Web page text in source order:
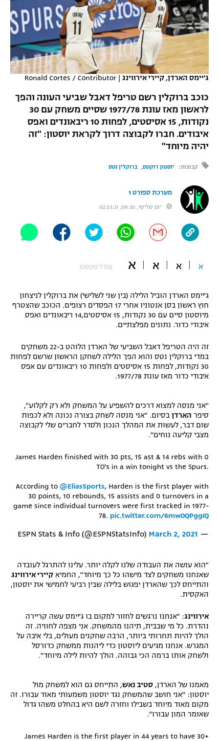
VOD
רץ ברשת
תוצאות
לוח שידורים
ברחבה
"מעל הליגה" – פודקאסט
"מחצית בשכונה" – פודקאסט
משתתפים וזוכים בפרסים
תקנון משתתפים וזוכים בפרסים
תקנון עבור פעילות אלקטרה
טניס
תנאי שימוש
תקנון פעילות ספורט 1
לוח דרושים – ג'ובנט
תגיות
נבחרת ישראל
מכבי חיפה
בית"ר ירושלים
מכבי תל אביב
הפועל תל אביב
הפועל חיפה
בני יהודה
ליגה ספרדית
ליגה איטלקית
ליגה צרפתית
ליגה הולנדית
ליגה טורקית
ליגה סינית
ליגה ברזילאית
ליגות נוספות
כדורסל נשים
מכבי תל אביב
הפועל חולון
הפועל ירושלים
דני אבדיה
יורוליג
יורוקאפ
טניס
כדוריד
כדורעף
שחייה
ג'ודו
אגרוף
ספורט אולימפי
UFC
היאבקות WWE
אופניים
ספורט מוטורי
פוטבול אמריקאי NFL
ספורט אתגרי ואקסטרים
אומנויות לחימה
גיימינג E-Sports
ג'יימס הארדן, קיירי אירווינג |
Ronald Cortes / Contributor
כוכב ברוקלין רשם טריפל דאבל שביעי העונה והפך
לראשון מאז עונת 1977/78 שסיים משחק עם 30
נקודות, 15 אסיסטים, לפחות 10 ריבאונדים ואפס
איבודים. חברו לקבוצה דרוך לקראת יוסטון: "זה
יהיה מיוחד"
קבוצות: יוסטון רוקטס ברוקלין נטס
מערכת ספורט 1
יום שלישי, 09:30, 02.03.21
א א א א (גודל טקסט)
ג'יימס הארדן הוביל הלילה (בין שני לשלישי) את ברוקלין לניצחון
חוץ ראשון בסן אנטוניו אחרי 17 הפסדים רצופים. הכוכב שהצטרף
מיוסטון סיים עם 30 נקודות, 15 אסיסטים,14 ריבאונדים ואפס
איבודי כדור. נתונים מפלצתיים.
זה היה הטריפל דאבל השביעי של הארדן הלוהט ב-22 משחקים
במדי ברוקלין נטס והוא הפך הלילה לשחקן הראשון שרשם לפחות
30 נקודות, לפחות 15 אסיסטים ולפחות 10 ריבאונדים עם אפס
איבודי כדור מאז עונת 1977/78.
"אני מנסה למצוא דרכים להשפיע על המשחק ולא רק לקלוע",
סיפר הארדן בסיום. "אני מנסה לשחק בצורה נכונה ולא לכפות
שום דבר, לעשות את המהלך הנכון ולסדר לחברים שלי לקבוצה
מצבי קליעה נוחים".
James Harden finished with 30 pts, 15 ast & 14 rebs with 0
TO's in a win tonight vs the Spurs.
According to @EliasSports, Harden is the first player with
30 points, 10 rebounds, 15 assists and 0 turnovers in a
game since individual turnovers were first tracked in 1977-
78. pic.twitter.com/6mwOQPggIQ
— ESPN Stats & Info (@ESPNStatsInfo)
March 2, 2021
"הוא עושה את העבודה שלנו לקלה יותר. עלינו להתרגל לעובדה
שאנחנו משחקים לצד מישהו כל כך מיוחד", החמיא קיירי אירווינג
והתייחס לכך שהארדן יפגוש בלילה שבין רביעי לחמישי את יוסטון,
האקסית.
אירווינג: "אנחנו נרגשים לחזור למקום בו ג'יימס עשה קריירה
נהדרת. כל מי שבבית, תיהנו מהמשחק. אני מצפה לחוויה. זה
הולך להיות תחרותי ביותר, הרבה שחקנים מעולים, בלי איבה על
המגרש. אנחנו מגיעים ליוסטון כדי ליהנות ממשחק כדורסל
ולשחק אותו ברמה הכי גבוהה. הולך להיות לילה מיוחד".
מאמנו של הארדן, סטיב נאש, התייחס גם הוא למשחק מול
יוסטון: "אני חושב שהמשחק נגד יוסטון משמעותי מאוד עבורו. זה
מקום מאוד מיוחד בשבילו וחזרה לשם היא בהחלט משהו גדול
שאומר המון עבורו".
James Harden is the first player in 44 years to have 30+